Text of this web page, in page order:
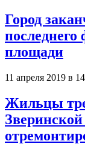
Город
площади
11 апреля 2019 в
Жильцы